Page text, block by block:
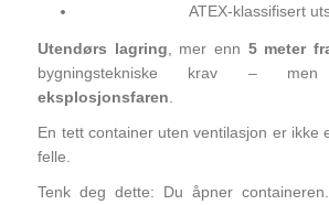
ATEX‑klassifisert
Utendørs lagring , mer enn 5 meter
bygningstekniske krav –
eksplosjonsfaren
En tett container uten ventilasjon er ikke
felle.
Tenk deg dette: Du åpner